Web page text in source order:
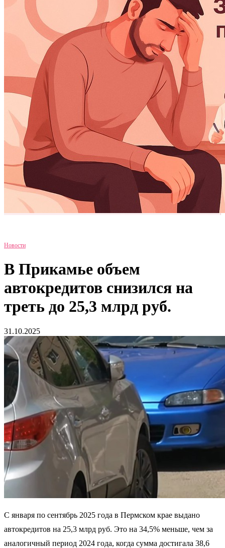
Новости
В Прикамье объем
автокредитов снизился на
треть до 25,3 млрд руб.
31.10.2025
С января по сентябрь 2025 года в Пермском крае выдано
автокредитов на 25,3 млрд руб. Это на 34,5% меньше, чем за
аналогичный период 2024 года, когда сумма достигала 38,6